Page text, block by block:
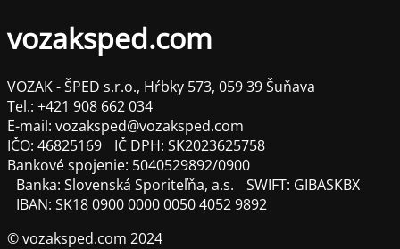
vozaksped.com
VOZAK - ŠPED s.r.o., Hŕbky 573, 059 39 Šuňava
Tel.: +421 908 662 034
E-mail: vozaksped@vozaksped.com
IČO: 46825169 IČ DPH: SK2023625758
Bankové spojenie: 5040529892/0900
Banka: Slovenská Sporiteľňa, a.s. SWIFT: GIBASKBX
IBAN: SK18 0900 0000 0050 4052 9892
© vozaksped.com 2024